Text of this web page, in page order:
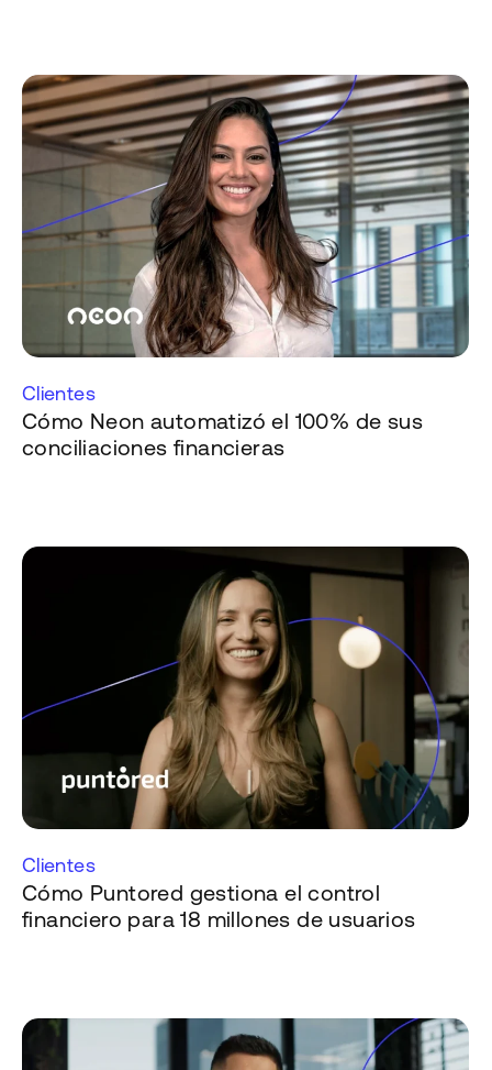
Clientes
Cómo Neon automatizó el 100% de sus
conciliaciones financieras
Clientes
Cómo Puntored gestiona el control
financiero para 18 millones de usuarios